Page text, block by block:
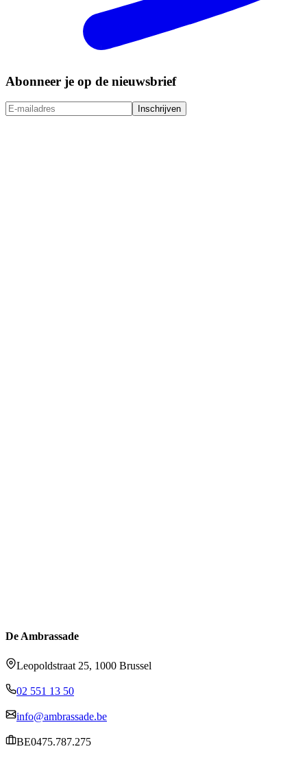
Abonneer je op de nieuwsbrief
Inschrijven
De Ambrassade
Leopoldstraat 25, 1000 Brussel
02 551 13 50
info@ambrassade.be
BE0475.787.275